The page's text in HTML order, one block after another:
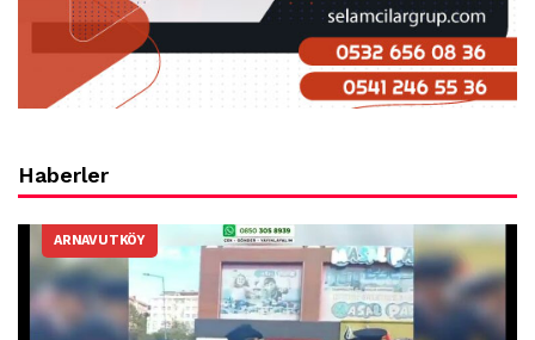
Haberler
ARNAVUTKÖY